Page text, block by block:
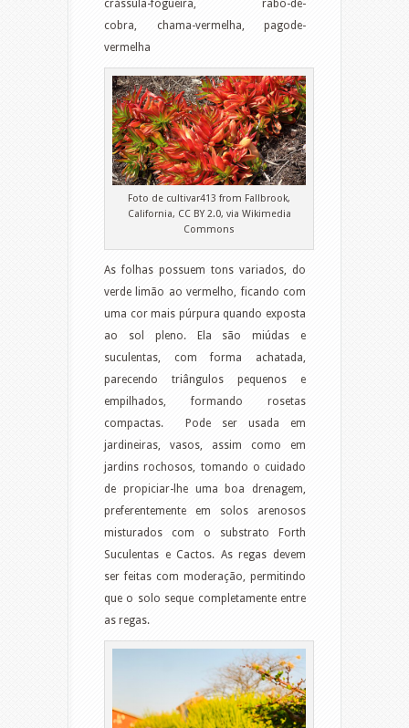
crássula-fogueira, rabo-de-
cobra, chama-vermelha, pagode-
vermelha
Foto de cultivar413 from Fallbrook,
California, CC BY 2.0, via Wikimedia
Commons
As folhas possuem tons variados, do
verde limão ao vermelho, ficando com
uma cor mais púrpura quando exposta
ao sol pleno. Ela são miúdas e
suculentas, com forma achatada,
parecendo triângulos pequenos e
empilhados, formando rosetas
compactas. Pode ser usada em
jardineiras, vasos, assim como em
jardins rochosos, tomando o cuidado
de propiciar-lhe uma boa drenagem,
preferentemente em solos arenosos
misturados com o substrato Forth
Suculentas e Cactos. As regas devem
ser feitas com moderação, permitindo
que o solo seque completamente entre
as regas.